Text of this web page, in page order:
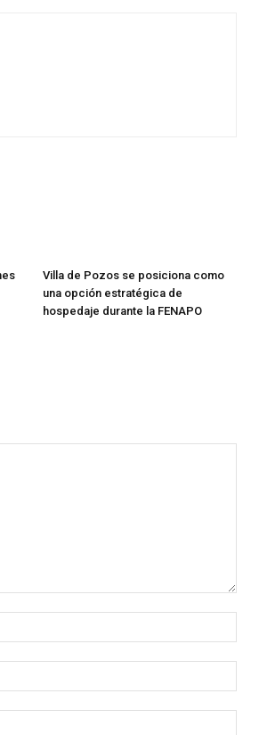
Villa de Pozos se posiciona como
una opción estratégica de
hospedaje durante la FENAPO